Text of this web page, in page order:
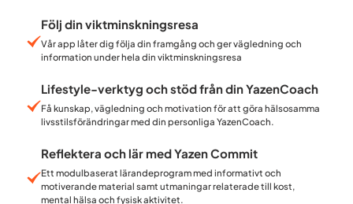
Följ din viktminskningsresa
Vår app låter dig följa din framgång och ger vägledning och
information under hela din viktminskningsresa
Lifestyle-verktyg och stöd från din YazenCoach
Få kunskap, vägledning och motivation för att göra hälsosamma
livsstilsförändringar med din personliga YazenCoach.
Reflektera och lär med Yazen Commit
Ett modulbaserat lärandeprogram med informativt och
motiverande material samt utmaningar relaterade till kost,
mental hälsa och fysisk aktivitet.